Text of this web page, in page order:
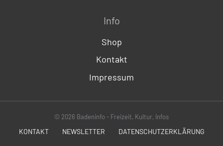
Info
Shop
Kontakt
Impressum
© 2026 Badeninfo - Freizeit, Kultur, Infos
KONTAKT NEWSLETTER DATENSCHUTZERKLÄRUNG